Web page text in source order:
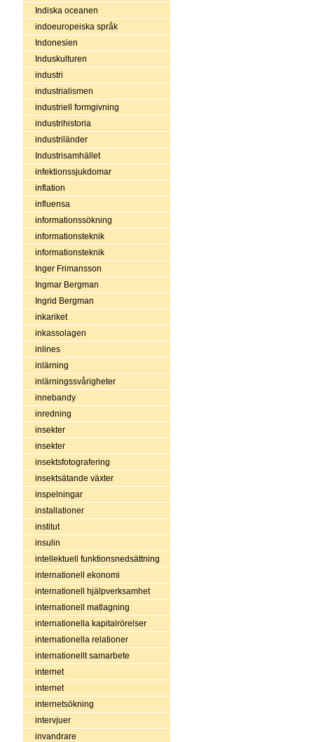
Indiska oceanen
indoeuropeiska språk
Indonesien
Induskulturen
industri
industrialismen
industriell formgivning
industrihistoria
industriländer
Industrisamhället
infektionssjukdomar
inflation
influensa
informationssökning
informationsteknik
informationsteknik
Inger Frimansson
Ingmar Bergman
Ingrid Bergman
inkariket
inkassolagen
inlines
inlärning
inlärningssvårigheter
innebandy
inredning
insekter
insekter
insektsfotografering
insektsätande växter
inspelningar
installationer
institut
insulin
intellektuell funktionsnedsättning
internationell ekonomi
internationell hjälpverksamhet
internationell matlagning
internationella kapitalrörelser
internationella relationer
internationellt samarbete
internet
internet
internetsökning
intervjuer
invandrare